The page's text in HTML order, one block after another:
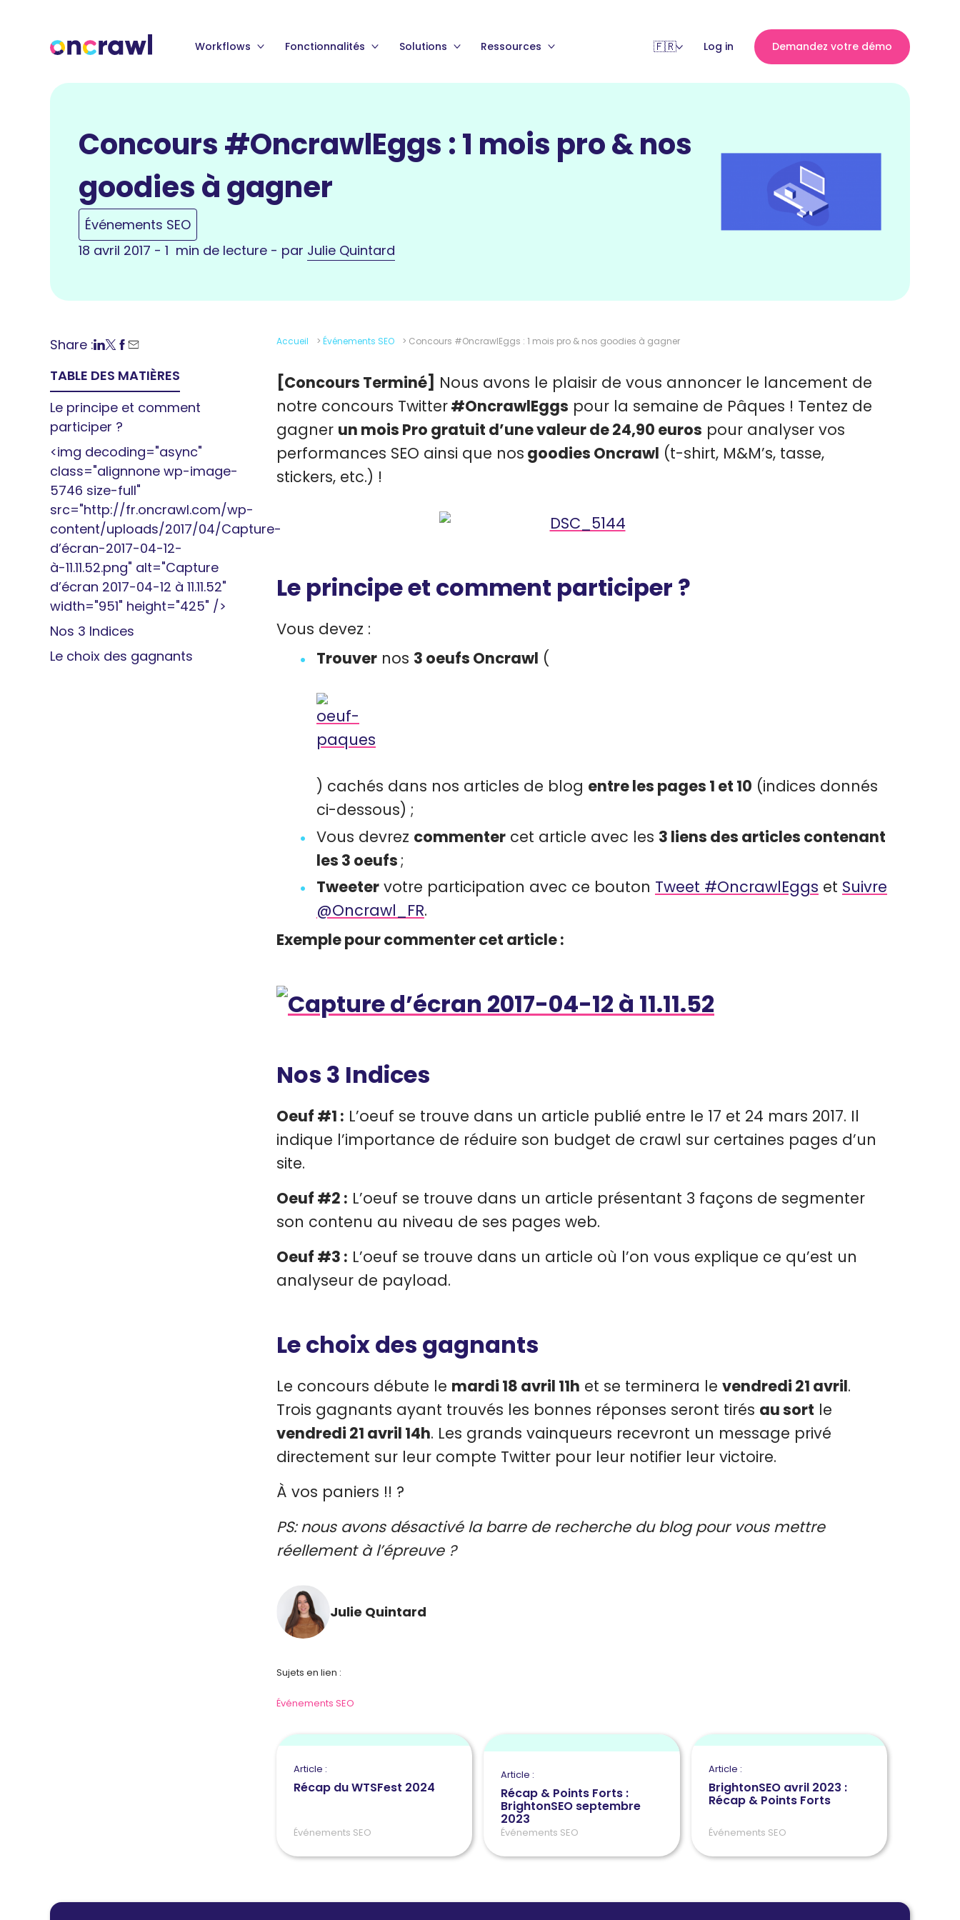
Workflows Fonctionnalités Solutions Ressources Log in Demandez votre démo
Concours #OncrawlEggs : 1 mois pro & nos
goodies à gagner
Événements SEO
18 avril 2017 - 1 min de lecture - par Julie Quintard
Share :
TABLE DES MATIÈRES
Le principe et comment
participer ?
<img decoding="async"
class="alignnone wp-image-
5746 size-full"
src="http://fr.oncrawl.com/wp-
content/uploads/2017/04/Capture-
d’écran-2017-04-12-
à-11.11.52.png" alt="Capture
d’écran 2017-04-12 à 11.11.52"
width="951" height="425" />
Nos 3 Indices
Le choix des gagnants
Accueil > Événements SEO > Concours #OncrawlEggs : 1 mois pro & nos goodies à gagner
[Concours Terminé] Nous avons le plaisir de vous annoncer le lancement de
notre concours Twitter#OncrawlEggs pour la semaine de Pâques ! Tentez de
gagner un mois Pro gratuit d’une valeur de 24,90 euros pour analyser vos
performances SEO ainsi que nos goodies Oncrawl (t-shirt, M&M’s, tasse,
stickers, etc.) !
Le principe et comment participer ?
Vous devez :
Trouver nos 3 oeufs Oncrawl (
) cachés dans nos articles de blog entre les pages 1 et 10 (indices donnés
ci-dessous) ;
Vous devrez commenter cet article avec les 3 liens des articles contenant
les 3 oeufs;
Tweeter votre participation avec ce bouton Tweet #OncrawlEggs et Suivre
@Oncrawl_FR.
Exemple pour commenter cet article :
Nos 3 Indices
Oeuf #1 : L’oeuf se trouve dans un article publié entre le 17 et 24 mars 2017. Il
indique l’importance de réduire son budget de crawl sur certaines pages d’un
site.
Oeuf #2 : L’oeuf se trouve dans un article présentant 3 façons de segmenter
son contenu au niveau de ses pages web.
Oeuf #3 : L’oeuf se trouve dans un article où l’on vous explique ce qu’est un
analyseur de payload.
Le choix des gagnants
Le concours débute le mardi 18 avril 11h et se terminera le vendredi 21 avril.
Trois gagnants ayant trouvés les bonnes réponses seront tirés au sort le
vendredi 21 avril 14h. Les grands vainqueurs recevront un message privé
directement sur leur compte Twitter pour leur notifier leur victoire.
À vos paniers !! ?
PS: nous avons désactivé la barre de recherche du blog pour vous mettre
réellement à l’épreuve ?
Julie Quintard
Sujets en lien :
Événements SEO
Article :
Récap du WTSFest 2024
Événements SEO
Article :
Récap & Points Forts :
BrightonSEO septembre
2023
Événements SEO
Article :
BrightonSEO avril 2023 :
Récap & Points Forts
Événements SEO